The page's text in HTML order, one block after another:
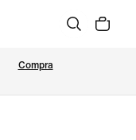
Compra